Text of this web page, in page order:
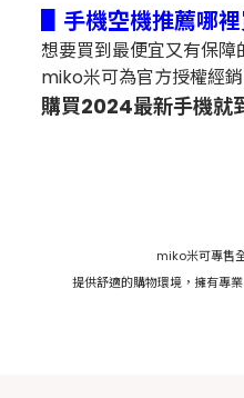
▋手機空機推薦哪
想要買到最便宜又有保
miko米可為官方授權經
購買2024最新手機就
miko米可專售
提供舒適的購物環境，擁有專